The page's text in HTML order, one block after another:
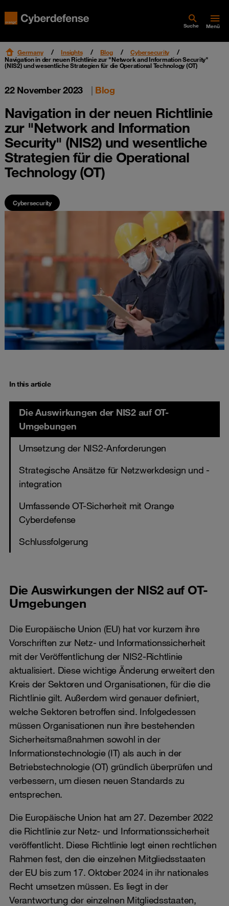
Suche Menü
Germany Insights Blog
Cybersecurity
Navigation in der neuen Richtlinie zur "Network and Information Security"
(NIS2) und wesentliche Strategien für die Operational Technology (OT)
22 November 2023 | Blog
Navigation in der neuen Richtlinie
zur "Network and Information
Security" (NIS2) und wesentliche
Strategien für die Operational
Technology (OT)
Cybersecurity
In this article
Die Auswirkungen der NIS2 auf OT-
Umgebungen
Umsetzung der NIS2-Anforderungen
Strategische Ansätze für Netzwerkdesign und -
integration
Umfassende OT-Sicherheit mit Orange
Cyberdefense
Schlussfolgerung
Die Auswirkungen der NIS2 auf OT-
Umgebungen
Die Europäische Union (EU) hat vor kurzem ihre
Vorschriften zur Netz- und Informationssicherheit
mit der Veröffentlichung der NIS2-Richtlinie
aktualisiert. Diese wichtige Änderung erweitert den
Kreis der Sektoren und Organisationen, für die die
Richtlinie gilt. Außerdem wird genauer definiert,
welche Sektoren betroffen sind. Infolgedessen
müssen Organisationen nun ihre bestehenden
Sicherheitsmaßnahmen sowohl in der
Informationstechnologie (IT) als auch in der
Betriebstechnologie (OT) gründlich überprüfen und
verbessern, um diesen neuen Standards zu
entsprechen.
Die Europäische Union hat am 27. Dezember 2022
die Richtlinie zur Netz- und Informationssicherheit
veröffentlicht. Diese Richtlinie legt einen rechtlichen
Rahmen fest, den die einzelnen Mitgliedsstaaten
der EU bis zum 17. Oktober 2024 in ihr nationales
Recht umsetzen müssen. Es liegt in der
Verantwortung der einzelnen Mitgliedsstaaten,